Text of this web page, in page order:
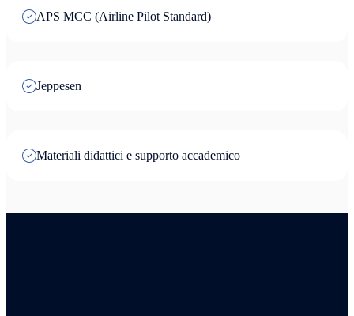
APS MCC (Airline Pilot Standard)
Jeppesen
Materiali didattici e supporto accademico